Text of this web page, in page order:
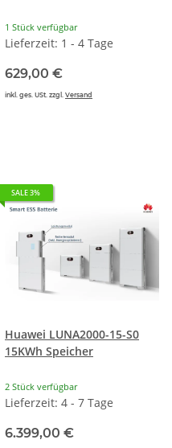
1 Stück verfügbar
Lieferzeit: 1 - 4 Tage
629,00 €
inkl. ges. USt. zzgl. Versand
SALE 3%
Huawei LUNA2000-15-S0
15KWh Speicher
2 Stück verfügbar
Lieferzeit: 4 - 7 Tage
6.399,00 €